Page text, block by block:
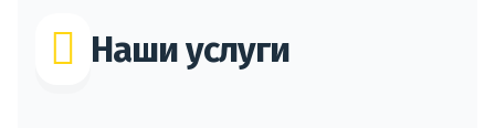
Наши услуги